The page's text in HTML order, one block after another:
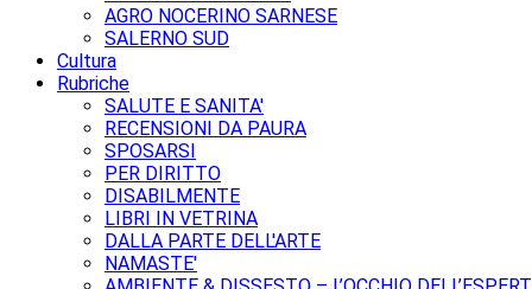
AGRO NOCERINO SARNESE
SALERNO SUD
Cultura
Rubriche
SALUTE E SANITA'
RECENSIONI DA PAURA
SPOSARSI
PER DIRITTO
DISABILMENTE
LIBRI IN VETRINA
DALLA PARTE DELL'ARTE
NAMASTE'